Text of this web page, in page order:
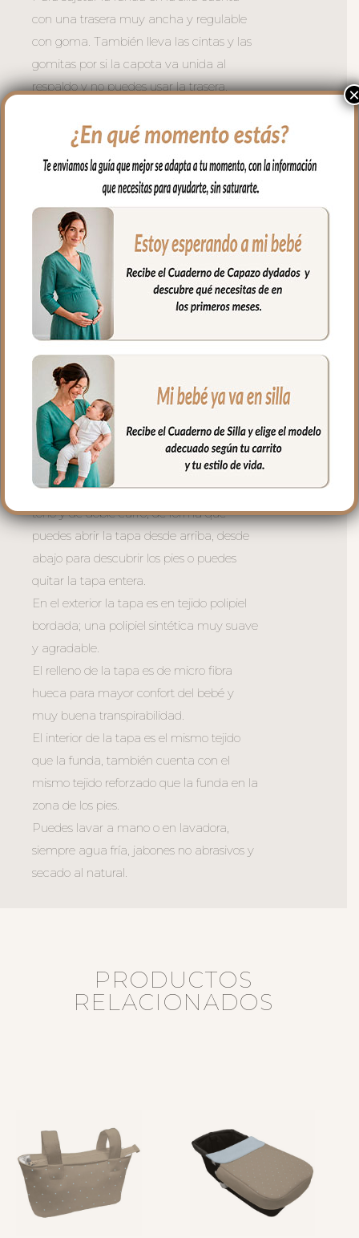
con una trasera muy ancha y regulable
con goma. También lleva las cintas y las
gomitas por si la capota va unida al
respaldo y no puedes usar la trasera.
adicional el S_PLUS para conseguir que
respaldo. Son unas cintas que pasas por
las aberturas de los arneses en el respaldo
hasta pasar a la parte posterior y se
abrochan entre ellas.
Las aberturas verticales en el respaldo y
ojales en el culete son aptas para la salida
de arenes de todo tipo de sillas.
Abertura en el centro de la funda para
permitir plegar las sillas que tienen cierre
de libro.
En la zona de los pies una trasera elástica
para sujetar la funda en la parte de
abajo.
La tapa del saco va sujeta a la funda
mediante cremalleras laterales, siempre a
tono y de doble carro, de forma que
puedes abrir la tapa desde arriba, desde
abajo para descubrir los pies o puedes
quitar la tapa entera.
En el exterior la tapa es en tejido polipiel
bordada; una polipiel sintética muy suave
y agradable.
El relleno de la tapa es de micro fibra
hueca para mayor confort del bebé y
muy buena transpirabilidad.
El interior de la tapa es el mismo tejido
que la funda, también cuenta con el
mismo tejido reforzado que la funda en la
zona de los pies.
Puedes lavar a mano o en lavadora,
siempre agua fría, jabones no abrasivos y
secado al natural.
PRODUCTOS
RELACIONADOS
×